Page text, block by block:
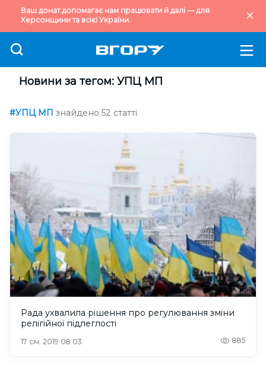
Ваш донат допомагає нам працювати й далі — для
Херсонщини та всієї України.
Новини за тегом: УПЦ МП
#УПЦ МП знайдено 52 статті
Рада ухвалила рішення про регулювання зміни
релігійної підлеглості
17 січ. 2019 08:03 885